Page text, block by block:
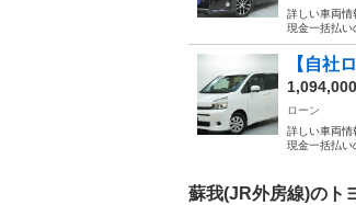
詳しい車両
現金一括払い
【自
ローン
詳しい車両
現金一括払い
蘇我(JR外房線)のト